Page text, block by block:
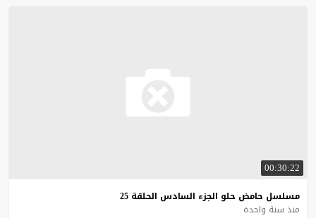
00:30:22
مسلسل حامض حلو الجزء السادس الحلقة 25
منذ سنة واحدة